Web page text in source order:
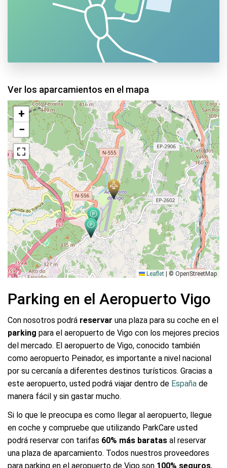
Ver los aparcamientos en el mapa
+
−
Leaflet © OpenStreetMap
Parking en el Aeropuerto Vigo
Con nosotros podrá reservar una plaza para su coche en el
parking para el aeropuerto de Vigo con los mejores precios
del mercado. El aeropuerto de Vigo, conocido también
como aeropuerto Peinador, es importante a nivel nacional
por su cercanía a diferentes destinos turísticos. Gracias a
este aeropuerto, usted podrá viajar dentro de España de
manera fácil y sin gastar mucho.
Si lo que le preocupa es como llegar al aeropuerto, llegue
en coche y compruebe que utilizando ParkCare usted
podrá reservar con tarifas 60% más baratas al reservar
una plaza de aparcamiento. Todos nuestros proveedores
para parking en el aeropuerto de Vigo son 100% seguros,